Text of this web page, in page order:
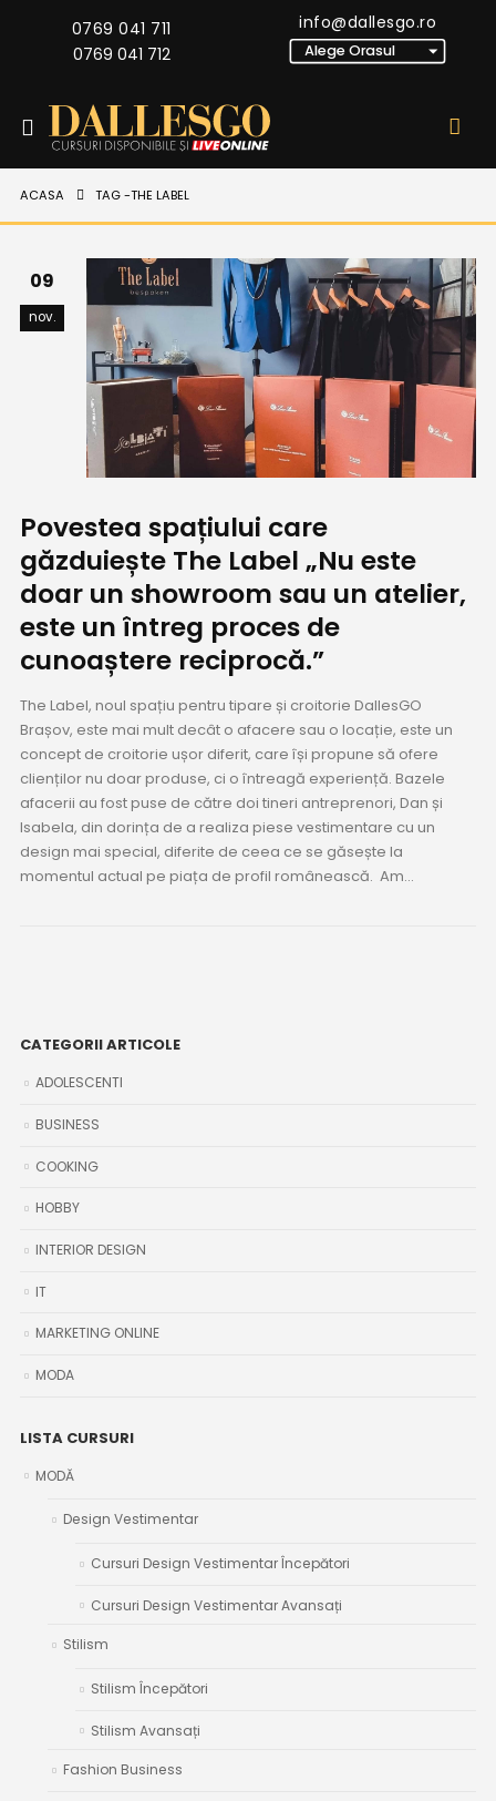
0769 041 711
0769 041 712
info@dallesgo.ro
ACASA TAG -THE LABEL
09
nov.
Povestea spațiului care
găzduiește The Label „Nu este
doar un showroom sau un atelier,
este un întreg proces de
cunoaștere reciprocă.”
The Label, noul spațiu pentru tipare și croitorie DallesGO
Brașov, este mai mult decât o afacere sau o locație, este un
concept de croitorie ușor diferit, care își propune să ofere
clienților nu doar produse, ci o întreagă experiență. Bazele
afacerii au fost puse de către doi tineri antreprenori, Dan și
Isabela, din dorința de a realiza piese vestimentare cu un
design mai special, diferite de ceea ce se găsește la
momentul actual pe piața de profil românească. Am...
CATEGORII ARTICOLE
ADOLESCENTI
BUSINESS
COOKING
HOBBY
INTERIOR DESIGN
IT
MARKETING ONLINE
MODA
LISTA CURSURI
MODĂ
Design Vestimentar
Cursuri Design Vestimentar Începători
Cursuri Design Vestimentar Avansați
Stilism
Stilism Începători
Stilism Avansați
Fashion Business